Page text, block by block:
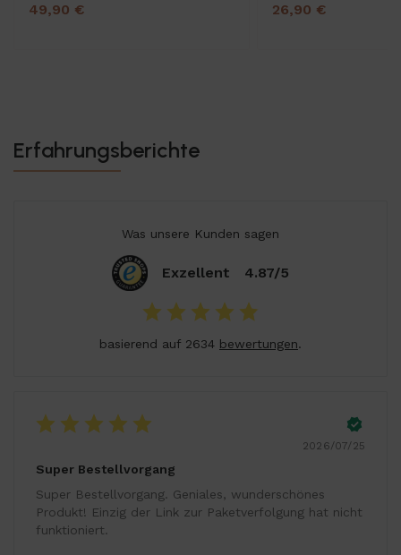
49,90 € 26,90 €
Erfahrungsberichte
Was unsere Kunden sagen
Exzellent 4.87/5
basierend auf 2634 bewertungen.
2026/07/25
Super Bestellvorgang
Super Bestellvorgang. Geniales, wunderschönes
Produkt! Einzig der Link zur Paketverfolgung hat nicht
funktioniert.